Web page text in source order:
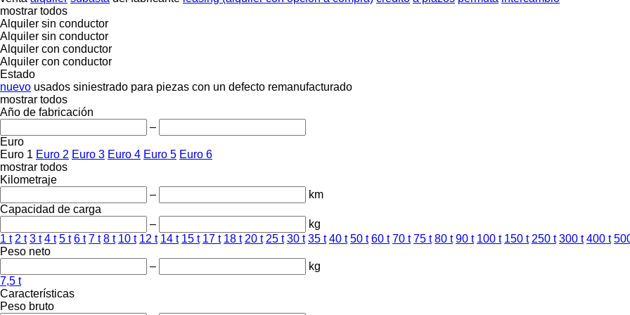
mostrar todos
Alquiler sin conductor
Alquiler sin conductor
Alquiler con conductor
Alquiler con conductor
Estado
nuevo usados siniestrado para piezas con un defecto remanufacturado
mostrar todos
Año de fabricación
–
Euro
Euro 1 Euro 2 Euro 3 Euro 4 Euro 5 Euro 6
mostrar todos
Kilometraje
–
km
Capacidad de carga
–
kg
1 t 2 t 3 t 4 t 5 t 6 t 7 t 8 t 10 t 12 t 14 t 15 t 17 t 18 t 20 t 25 t 30 t 35 t 40 t 50 t 60 t 70 t 75 t 80 t 90 t 100 t 150 t 250 t 300 t 400 t
Peso neto
–
kg
7,5 t
Características
Peso bruto